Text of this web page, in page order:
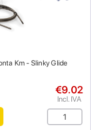
Km - Slinky Glide
€9.02
Incl. IVA